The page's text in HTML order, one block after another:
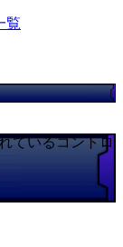
覧
ているコントロ